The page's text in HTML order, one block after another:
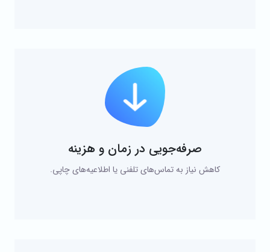
صرفه‌جویی در زمان و هزینه
کاهش نیاز به تماس‌های تلفنی یا اطلاعیه‌های چاپی.